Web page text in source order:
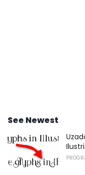
See Newest